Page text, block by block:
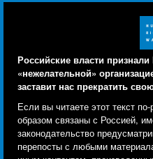
Российские власти
«нежелательной»
заставит нас прекратить
Если вы читаете этот текст
образом связаны с Россией,
законодательство
перепосты с любыми
Свяжитесь с нами
menu
Заявление о политике
Text Version
© 2026 Human Rights Watch
Human Rights Watch| 350 Fifth
Human Rights Watch
Мы используем файлы
отслеживания и
инструменты, чтобы